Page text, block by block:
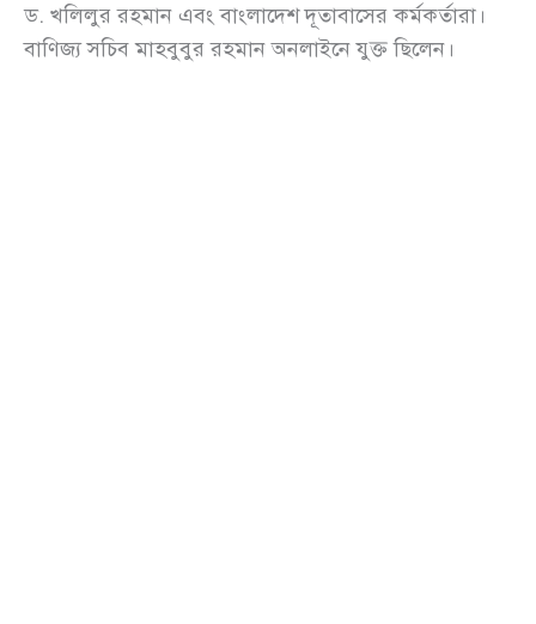
ড. খলিলুর রহমান এবং বাংলাদেশ দূতাবাসের কর্মকর্তারা।
বাণিজ্য সচিব মাহবুবুর রহমান অনলাইনে যুক্ত ছিলেন।